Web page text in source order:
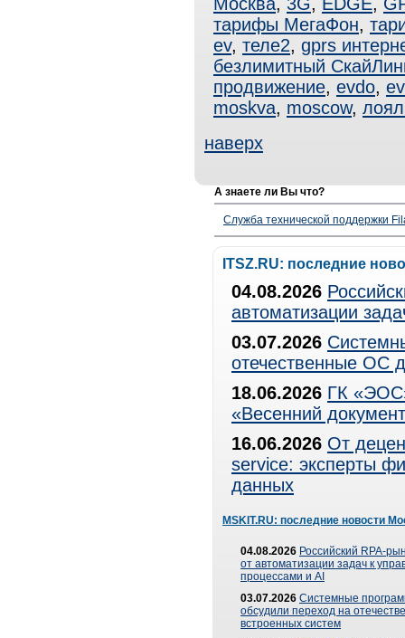
тарифы МегаФон,
ev, теле2, gprs
безлимитный
продвижение, evdo,
moskva, moscow,
наверх
А знаете ли Вы что?
Служба технической поддержки
ITSZ.RU: последние
04.08.2026
автоматизации
03.07.2026
отечественные ОС
18.06.2026 ГК
«Весенний
16.06.2026 От
service: эксперты
данных
MSKIT.RU: последние новости
04.08.2026 Российский RPA-
от автоматизации задач к
процессами и AI
03.07.2026 Системные
обсудили переход на
встроенных систем